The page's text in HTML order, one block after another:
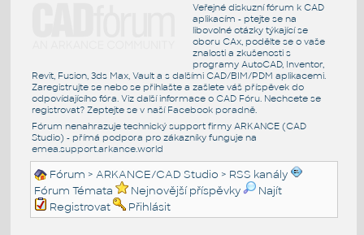
Veřejné diskuzní fórum k CAD
aplikacím - ptejte se na
libovolné otázky týkající se
oboru CAx, podělte se o vaše
znalosti a zkušenosti s
programy AutoCAD, Inventor,
Revit, Fusion, 3ds Max, Vault a s dalšími CAD/BIM/PDM aplikacemi.
Zaregistrujte se nebo se přihlašte a zašlete váš příspěvek do
odpovídajícího fóra. Viz další informace o CAD Fóru. Nechcete se
registrovat? Zeptejte se v naší Facebook poradně.
Fórum nenahrazuje technický support firmy ARKANCE (CAD
Studio) - přímá podpora pro zákazníky funguje na
emea.support.arkance.world
Fórum >ARKANCE/CAD Studio > RSS kanály
Fórum Témata
Nejnovější příspěvky
Najít
Registrovat
Přihlásit